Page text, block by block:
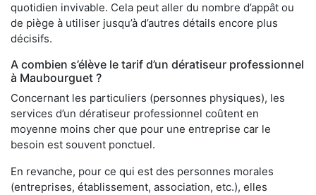
quotidien invivable. Cela peut aller du nombre d’appât ou
de piège à utiliser jusqu’à d’autres détails encore plus
décisifs.
A combien s’élève le tarif d’un dératiseur professionnel
à Maubourguet ?
Concernant les particuliers (personnes physiques), les
services d’un dératiseur professionnel coûtent en
moyenne moins cher que pour une entreprise car le
besoin est souvent ponctuel.
En revanche, pour ce qui est des personnes morales
(entreprises, établissement, association, etc.), elles